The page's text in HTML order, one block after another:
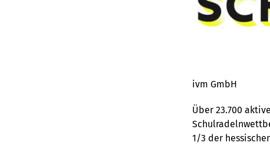
ivm GmbH
Über 23.700
1/3 der